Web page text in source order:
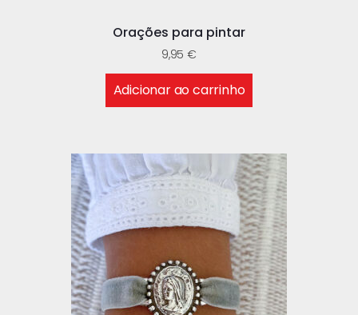
Orações para pintar
9,95€
Adicionar ao carrinho